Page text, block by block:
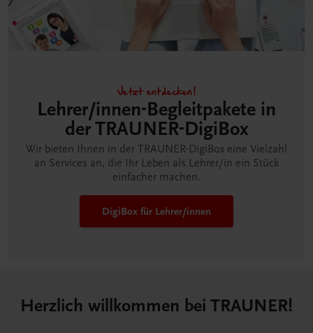
Jetzt entdecken!
Lehrer/innen-Begleitpakete in
der TRAUNER-DigiBox
Wir bieten Ihnen in der TRAUNER-DigiBox eine Vielzahl
an Services an, die Ihr Leben als Lehrer/in ein Stück
einfacher machen.
DigiBox für Lehrer/innen
Herzlich willkommen bei TRAUNER!